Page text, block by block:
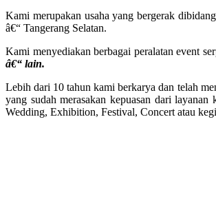
Kami merupakan usaha yang bergerak
â€“ Tangerang Selatan.
Kami menyediakan berbagai peralatan event
â€“ lain.
Lebih dari 10 tahun kami berkarya dan telah
yang sudah merasakan kepuasan dari
Wedding, Exhibition, Festival, Concert atau